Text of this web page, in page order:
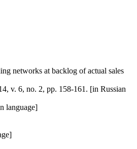
networks at backlog of actual sales
v. 6, no. 2, pp. 158-161. [in Russian
language]